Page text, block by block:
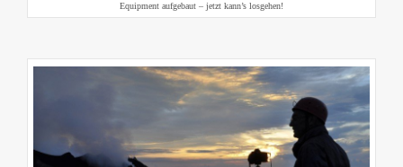
Equipment aufgebaut – jetzt kann’s losgehen!